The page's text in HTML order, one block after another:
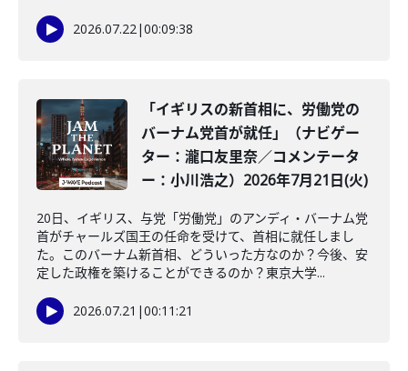
2026.07.22|00:09:38
「イギリスの新首相に、労働党の
バーナム党首が就任」（ナビゲー
ター：瀧口友里奈／コメンテータ
ー：小川浩之）2026年7月21日(火)
20日、イギリス、与党「労働党」のアンディ・バーナム党
首がチャールズ国王の任命を受けて、首相に就任しまし
た。このバーナム新首相、どういった方なのか？今後、安
定した政権を築けることができるのか？東京大学...
2026.07.21 |00:11:21